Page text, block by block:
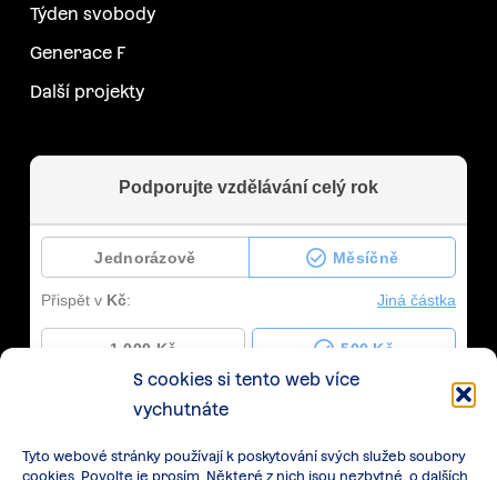
S cookies si tento web více
vychutnáte
Tyto webové stránky používají k poskytování svých služeb soubory
cookies. Povolte je prosím. Některé z nich jsou nezbytné, o dalších
Týden svobody
Generace F
Další projekty